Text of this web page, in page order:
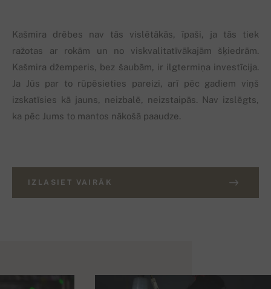
Kašmira drēbes nav tās vislētākās, īpaši, ja tās tiek
ražotas ar rokām un no viskvalitatīvākajām šķiedrām.
Kašmira džemperis, bez šaubām, ir ilgtermiņa investīcija.
Ja Jūs par to rūpēsieties pareizi, arī pēc gadiem viņš
izskatīsies kā jauns, neizbalē, neizstaipās. Nav izslēgts,
ka pēc Jums to mantos nākošā paaudze.
IZLASIET VAIRĀK